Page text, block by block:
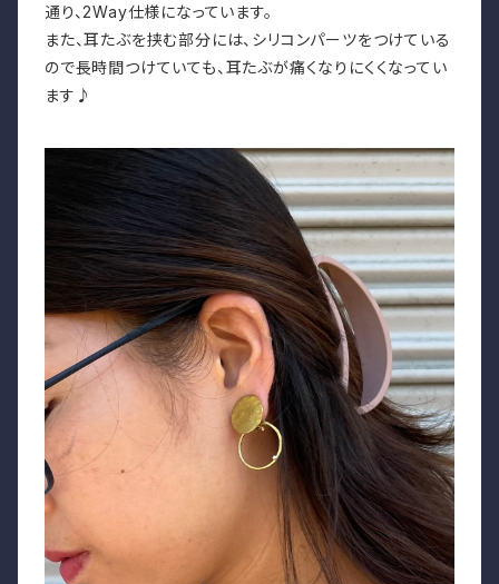
通り、2Way仕様になっています。
また、耳たぶを挟む部分には、シリコンパーツをつけている
ので長時間つけていても、耳たぶが痛くなりにくくなってい
ます♪